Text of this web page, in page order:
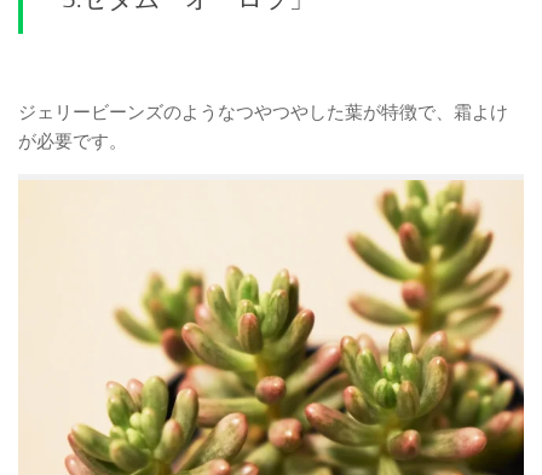
ジェリービーンズのようなつやつやした葉が特徴で、霜よけ
が必要です。